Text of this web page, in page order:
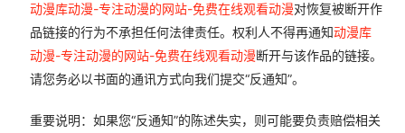
动漫库动漫-专注动漫的网站-免费在线观看动漫对恢复被断开作
品链接的行为不承担任何法律责任。权利人不得再通知动漫库
动漫-专注动漫的网站-免费在线观看动漫断开与该作品的链接。
请您务必以书面的通讯方式向我们提交“反通知”。
重要说明：如果您“反通知”的陈述失实，则可能要负责赔偿相关